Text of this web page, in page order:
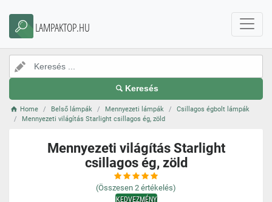
LAMPAKTOP.HU
Keresés
Home Belső lámpák Mennyezeti lámpák
Csillagos égbolt lámpák
Mennyezeti világítás Starlight csillagos ég, zöld
Mennyezeti világítás Starlight
csillagos ég, zöld
(Összesen 2 értékelés)
KEDVEZMÉNY